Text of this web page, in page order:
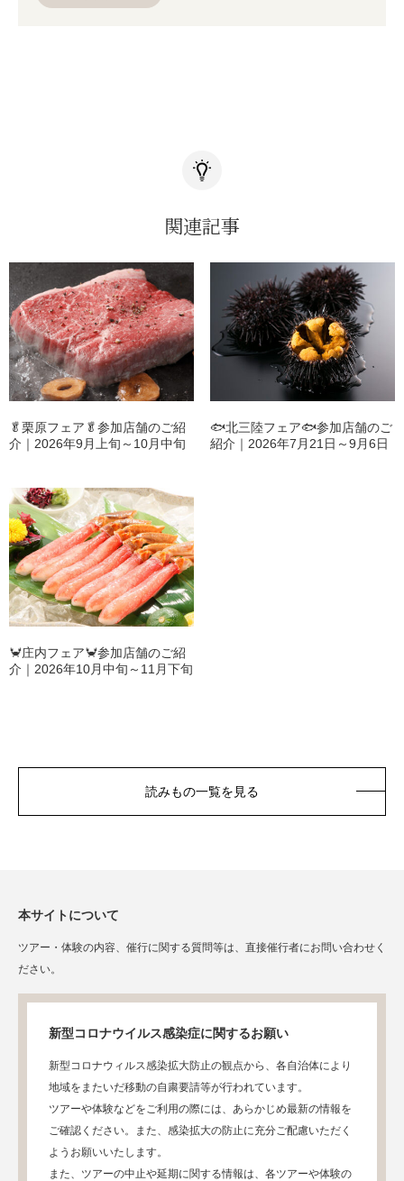
関連記事
🥬栗原フェア🥬参加店舗のご紹
介｜2026年9月上旬～10月中旬
🐟️北三陸フェア🐟️参加店舗のご
紹介｜2026年7月21日～9月6日
🦀庄内フェア🦀参加店舗のご紹
介｜2026年10月中旬～11月下旬
読みもの一覧を見る
本サイトについて
ツアー・体験の内容、催行に関する質問等は、直接催行者にお問い合わせく
ださい。
新型コロナウイルス感染症に関するお願い
新型コロナウィルス感染拡大防止の観点から、各自治体により
地域をまたいだ移動の自粛要請等が行われています。
ツアーや体験などをご利用の際には、あらかじめ最新の情報を
ご確認ください。また、感染拡大の防止に充分ご配慮いただく
ようお願いいたします。
また、ツアーの中止や延期に関する情報は、各ツアーや体験の